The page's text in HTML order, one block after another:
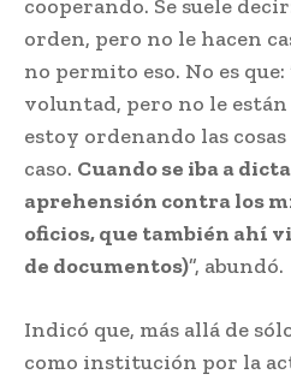
cooperando. Se suele
orden, pero no le hacen
no permito eso. No es
voluntad, pero no le están
estoy ordenando las
caso. Cuando se iba a
aprehensión contra los
oficios, que también ahí
de documentos)”, abundó.
Indicó que, más allá de
como institución por la